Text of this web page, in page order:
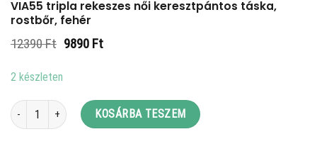
VIA55 tripla rekeszes női keresztpántos táska,
rostbőr, fehér
12390Ft Original
9890 FtCurrent
2 készleten
VIA55 tripla rekeszes női keresztpántos táska, rostbőr, fehér mennyiség
KOSÁRBA TESZEM